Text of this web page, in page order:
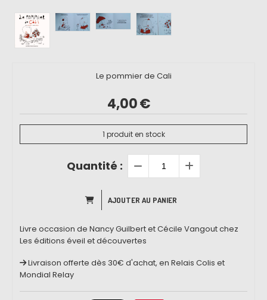
Le pommier de Cali
4,00€
1 produit en stock
Quantité :
AJOUTER AU PANIER
Livre occasion de Nancy Guilbert et Cécile Vangout chez
Les éditions éveil et découvertes
Livraison offerte dès 30€ d'achat, en Relais Colis et
Mondial Relay